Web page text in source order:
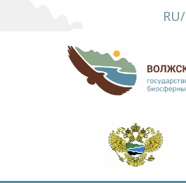
основному
содержанию
RU/